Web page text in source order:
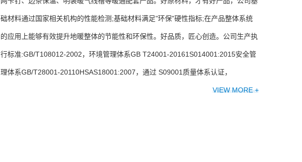
础材料通过国家相关机构的性能检测;基础材料满足"环保"硬性指标;在产品整体系统
的应用上能够有效提升地暖整体的节能性和环保性。好品质，匠心创造。公司生产执
行标准:GB/T108012-2002，环境管理体系GB T24001-20161S014001:2015安全管
理体系GB/T28001-20110HSAS18001:2007，通过 S09001质量体系认证，
VIEW MORE +